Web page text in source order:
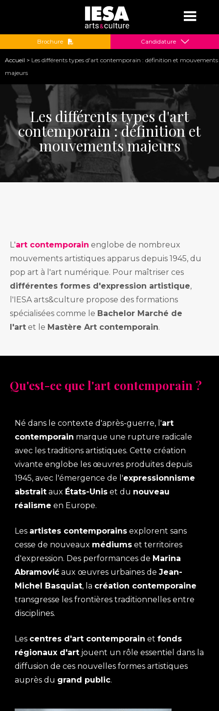
Jump to navigation
Vous
êtes
Accueil > Les différents types d'art contemporain : définition et mouvements
majeurs
Les différents types d'art
contemporain : définition et
mouvements majeurs
L'art contemporain englobe de nombreux
mouvements artistiques apparus depuis 1945, du
pop art à l'art numérique. Pour maîtriser ces
différentes formes d'expression artistique,
l'IESA arts&culture propose des formations
spécialisées comme le Bachelor Marché de
l'art et le Mastère Art contemporain.
Qu'est-ce que l'art contemporain ?
Né dans le contexte d'après-guerre, l'art
contemporain marque une rupture radicale
avec les traditions artistiques. Cette création
vivante englobe les œuvres produites depuis
1945, avec l'émergence de l'expressionnisme
abstrait aux États-Unis et du nouveau
réalisme en Europe.
Les artistes contemporains explorent sans
cesse de nouveaux médiums et territoires
d'expression. Des performances de Marina
Abramović aux œuvres urbaines de Jean-
Michel Basquiat, la création contemporaine
transgresse les frontières traditionnelles entre
disciplines.
Les centres d'art contemporain et fonds
régionaux d'art jouent un rôle essentiel dans la
diffusion de ces nouvelles formes artistiques
auprès du grand public.
Brochure Candidature